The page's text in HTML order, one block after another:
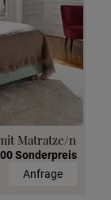
Matratze/n
Sonderpreis
Anfrage